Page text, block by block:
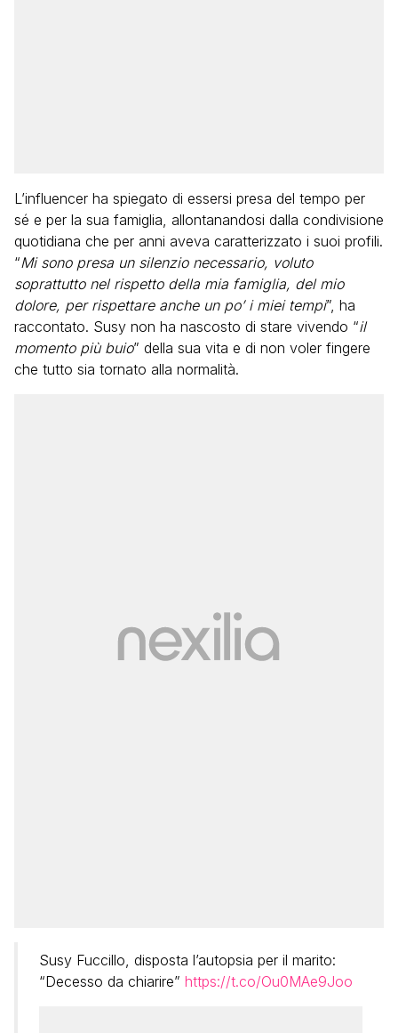
L’influencer ha spiegato di essersi presa del tempo per
sé e per la sua famiglia, allontanandosi dalla condivisione
quotidiana che per anni aveva caratterizzato i suoi profili.
“Mi sono presa un silenzio necessario, voluto
soprattutto nel rispetto della mia famiglia, del mio
dolore, per rispettare anche un po’ i miei tempi”, ha
raccontato. Susy non ha nascosto di stare vivendo “il
momento più buio” della sua vita e di non voler fingere
che tutto sia tornato alla normalità.
Susy Fuccillo, disposta l’autopsia per il marito:
“Decesso da chiarire” https://t.co/Ou0MAe9Joo